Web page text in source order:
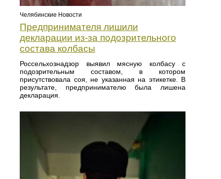
Челябинские Новости
Предпринимателя лишили
декларации из-за подозрительного
состава колбасы
Россельхознадзор выявил мясную колбасу с
подозрительным составом, в котором
присутствовала соя, не указанная на этикетке. В
результате, предпринимателю была лишена
декларация.